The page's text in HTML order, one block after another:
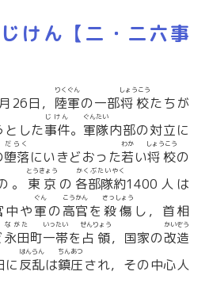
けん【二・二六事
26日， 陸軍
りくぐん
の一部将校
しょうこう
たちが
とした事件
じけん
。 軍隊
ぐんたい
内部の対立に
堕落
だらく
にいきどおった若
わか
い将校
しょうこう
の
。 東京
とうきょう
の 各部隊約
かくぶたいやく
1400人は
中や軍
ぐん
の高官
こうかん
を 殺傷
さっしょう
し，首相
永田
ながた
町一帯
いったい
を 占領
せんりょう
，国家の改造
かいぞう
に反乱
はんらん
は鎮圧
ちんあつ
され，その中心人